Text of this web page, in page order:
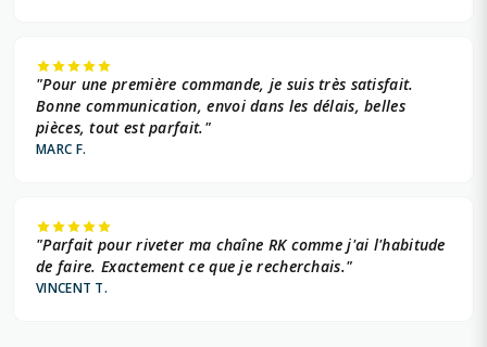
"Pour une première commande, je suis très satisfait.
Bonne communication, envoi dans les délais, belles
pièces, tout est parfait."
MARC F.
"Parfait pour riveter ma chaîne RK comme j'ai l'habitude
de faire. Exactement ce que je recherchais."
VINCENT T.